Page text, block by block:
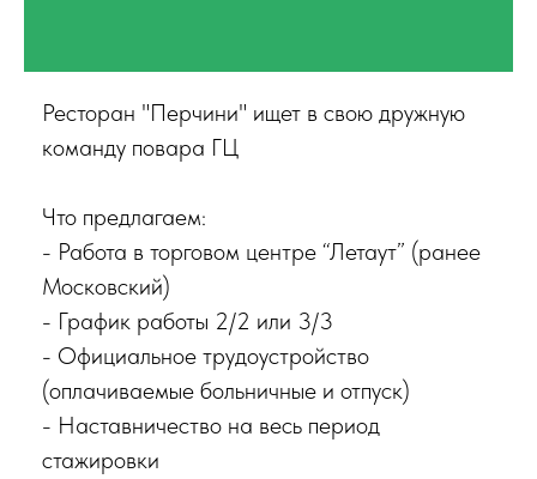
Ресторан "Перчини" ищет в свою дружную
команду повара ГЦ
Что предлагаем:
- Работа в торговом центре “Летаут” (ранее
Московский)
- График работы 2/2 или 3/3
- Официальное трудоустройство
(оплачиваемые больничные и отпуск)
- Наставничество на весь период
стажировки